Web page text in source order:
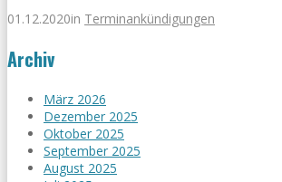
01.12.2020in Terminankündigungen
Archiv
März 2026
Dezember 2025
Oktober 2025
September 2025
August 2025